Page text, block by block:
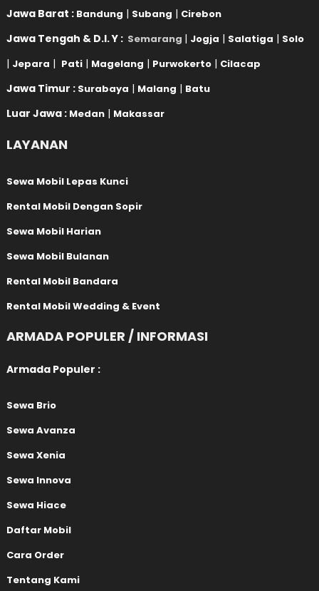
Jawa Barat : Bandung | Subang | Cirebon
Jawa Tengah & D.I. Y : Semarang | Jogja | Salatiga | Solo
| Jepara | Pati | Magelang | Purwokerto | Cilacap
Jawa Timur : Surabaya | Malang | Batu
Luar Jawa : Medan | Makassar
LAYANAN
Sewa Mobil Lepas Kunci
Rental Mobil Dengan Sopir
Sewa Mobil Harian
Sewa Mobil Bulanan
Rental Mobil Bandara
Rental Mobil Wedding & Event
ARMADA POPULER / INFORMASI
Armada Populer :
Sewa Brio
Sewa Avanza
Sewa Xenia
Sewa Innova
Sewa Hiace
Daftar Mobil
Cara Order
Tentang Kami